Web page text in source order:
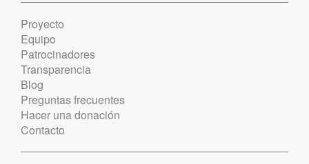
Proyecto
Equipo
Patrocinadores
Transparencia
Blog
Preguntas frecuentes
Hacer una donación
Contacto